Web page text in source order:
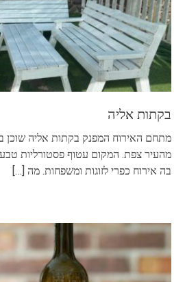
בקתות אליה
מתחם האירוח המפנק בקתות אליה שוכן
מהעיר צפת. המקום עטוף פסטורליות
בה אירוח כפרי לזוגות ומשפחות. מה […]